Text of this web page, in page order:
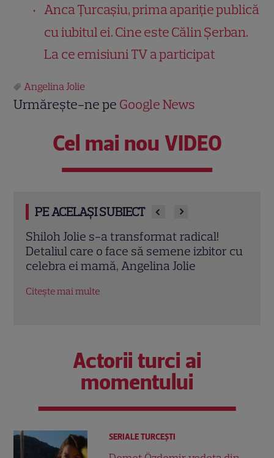
Anca Țurcașiu, prima apariție publică
cu iubitul ei. Cine este Călin Șerban.
La ce emisiuni TV a participat
Angelina Jolie
Urmărește-ne pe Google News
Cel mai nou VIDEO
PE ACELAȘI SUBIECT
Shiloh Jolie s-a transformat radical!
Detaliul care o face să semene izbitor cu
celebra ei mamă, Angelina Jolie
Citește mai multe
Actorii turci ai
momentului
SERIALE TURCEŞTI